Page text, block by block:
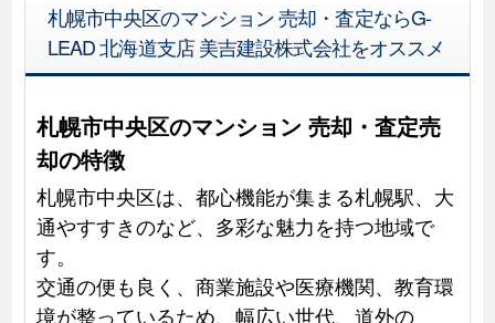
札幌市中央区のマンション 売却・査定ならG-
LEAD 北海道支店 美吉建設株式会社をオススメ
札幌市中央区のマンション 売却・査定売
却の特徴
札幌市中央区は、都心機能が集まる札幌駅、大
通やすすきのなど、多彩な魅力を持つ地域で
す。
交通の便も良く、商業施設や医療機関、教育環
境が整っているため、幅広い世代、道外の